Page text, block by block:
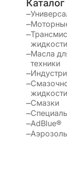
Каталог
жидкости
Масла
техники
жидкости
Смазки
AdBlue®